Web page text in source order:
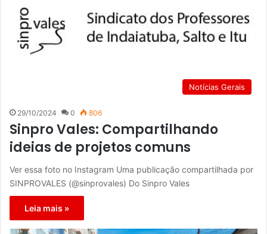
Notícias Gerais
29/10/2024 0 806
Sinpro Vales: Compartilhando
ideias de projetos comuns
Ver essa foto no Instagram Uma publicação compartilhada por
SINPROVALES (@sinprovales) Do Sinpro Vales
Leia mais »